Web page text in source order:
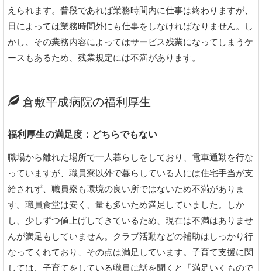
えられます。普段であれば業務時間内に仕事は終わりますが、
日によっては業務時間外にも仕事をしなければなりません。し
かし、その業務内容によってはサービス残業になってしまうケ
ースもあるため、残業規定には不満があります。
倉敷平成病院の福利厚生
福利厚生の満足度：どちらでもない
職場から離れた場所で一人暮らしをしており、電車通勤を行な
っていますが、職員寮以外で暮らしている人には住宅手当が支
給されず、職員寮も環境の良い所ではないため不満がありま
す。職員食堂は安く、量も多いため満足していました。しか
し、少しずつ値上げしてきているため、現在は不満はありませ
んが満足もしていません。クラブ活動などの補助はしっかり行
なってくれており、その点は満足しています。子育て支援に関
しては、子育てをしている職員に話を聞くと「満足いくもので